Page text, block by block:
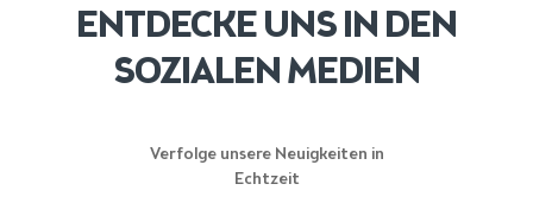
ENTDECKE UNS IN DEN
SOZIALEN MEDIEN
Verfolge unsere Neuigkeiten in
Echtzeit